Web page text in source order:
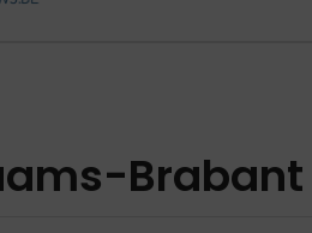
Brabant